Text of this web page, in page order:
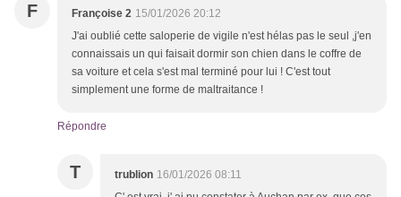
F Françoise 2 15/01/2026 20:12
J'ai oublié cette saloperie de vigile n'est hélas pas le seul ,j'en
connaissais un qui faisait dormir son chien dans le coffre de
sa voiture et cela s'est mal terminé pour lui ! C'est tout
simplement une forme de maltraitance !
Répondre
T trublion 16/01/2026 08:11